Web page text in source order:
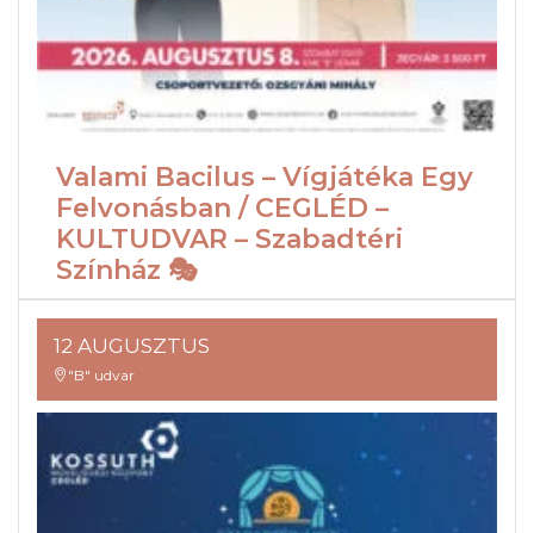
Valami Bacilus – Vígjátéka Egy
Felvonásban / CEGLÉD –
KULTUDVAR – Szabadtéri
Színház 🎭
12 AUGUSZTUS
"B" udvar